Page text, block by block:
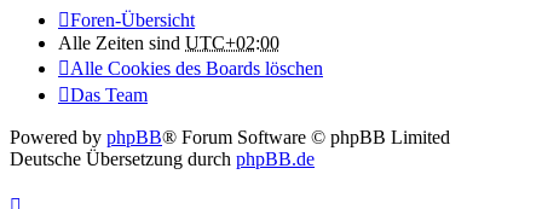
Foren-Übersicht
Alle Zeiten sind UTC+02:00
Alle Cookies des Boards löschen
Das Team
Powered by phpBB® Forum Software © phpBB Limited
Deutsche Übersetzung durch phpBB.de